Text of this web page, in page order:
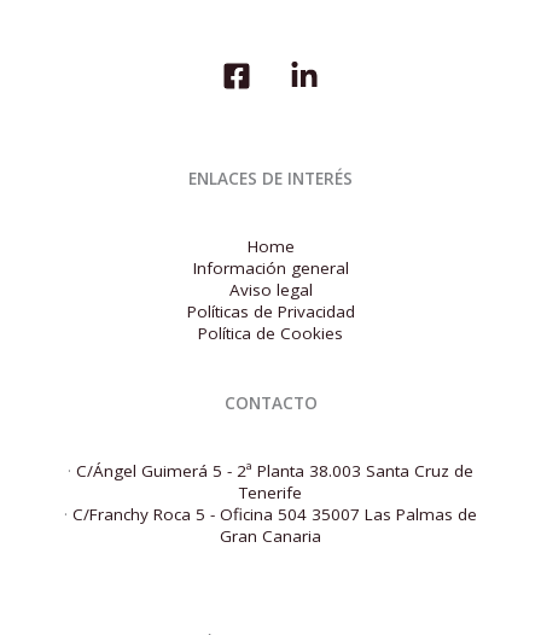
ENLACES DE INTERÉS
Home
Información general
Aviso legal
Políticas de Privacidad
Política de Cookies
CONTACTO
· C/Ángel Guimerá 5 - 2ª Planta 38.003 Santa Cruz de
Tenerife
· C/Franchy Roca 5 - Oficina 504 35007 Las Palmas de
Gran Canaria